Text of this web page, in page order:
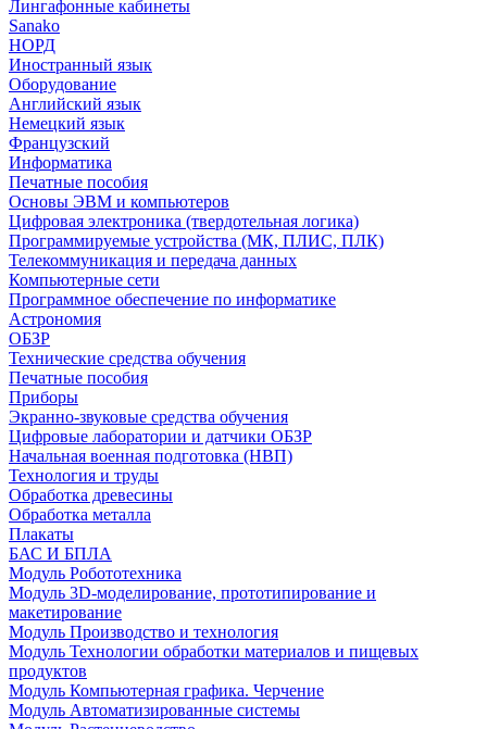
Лингафонные кабинеты
Sanako
НОРД
Иностранный язык
Оборудование
Английский язык
Немецкий язык
Французский
Информатика
Печатные пособия
Основы ЭВМ и компьютеров
Цифровая электроника (твердотельная логика)
Программируемые устройства (МК, ПЛИС, ПЛК)
Телекоммуникация и передача данных
Компьютерные сети
Программное обеспечение по информатике
Астрономия
ОБЗР
Технические средства обучения
Печатные пособия
Приборы
Экранно-звуковые средства обучения
Цифровые лаборатории и датчики ОБЗР
Начальная военная подготовка (НВП)
Технология и труды
Обработка древесины
Обработка металла
Плакаты
БАС И БПЛА
Модуль Робототехника
Модуль 3D-моделирование, прототипирование и
макетирование
Модуль Производство и технология
Модуль Технологии обработки материалов и пищевых
продуктов
Модуль Компьютерная графика. Черчение
Модуль Автоматизированные системы